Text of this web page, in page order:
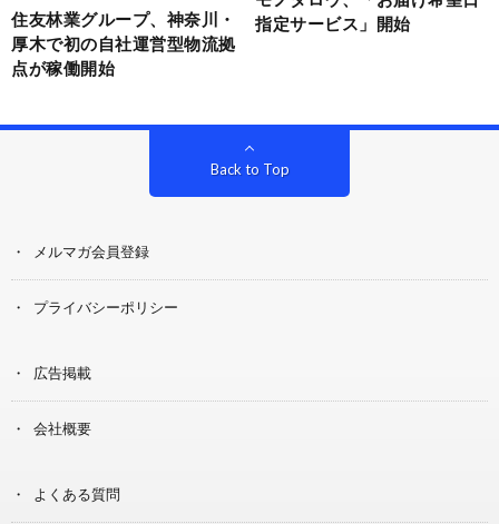
住友林業グループ、神奈川・
厚木で初の自社運営型物流拠
点が稼働開始
指定サービス」開始
Back to Top
メルマガ会員登録
プライバシーポリシー
広告掲載
会社概要
よくある質問